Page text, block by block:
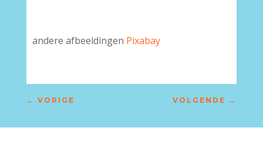
andere afbeeldingen Pixabay
← VORIGE VOLGENDE →